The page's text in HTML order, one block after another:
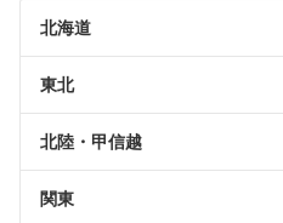
北海道
東北
北陸・甲信越
関東